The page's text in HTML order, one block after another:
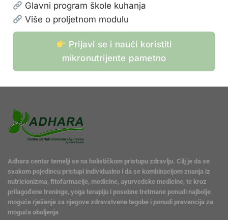
Glavni program škole kuhanja
Više o proljetnom modulu
Prijavi se i nauči koristiti
mikronutrijente pametno
Adhara centar temelji se na holističkom pristupu zdravlju. Cilj je da se
svakom pojedincu pristupi individualno i da se kombinacijom znanja iz
nutricionizma, fitofarmacije, medicine, ayurvedske medicine, te kroz
prilagođene treninge, yoga terapiju i posebne tretmane ponudi najbolje
moguće rješenje za njegove zdravstvene tegobe i ponudi prevencija za
moguća oboljenja